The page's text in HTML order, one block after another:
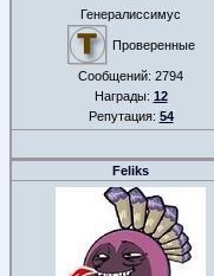
Генералиссимус
Проверенные
Сообщений: 2794
Награды: 12
Репутация: 54
Feliks